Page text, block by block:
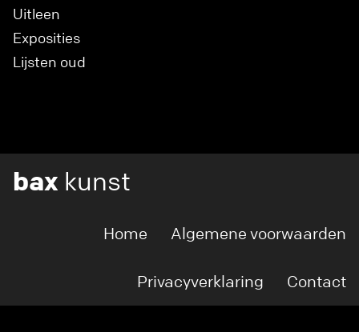
Uitleen
Exposities
Lijsten oud
bax kunst
Home Algemene voorwaarden
Privacyverklaring Contact